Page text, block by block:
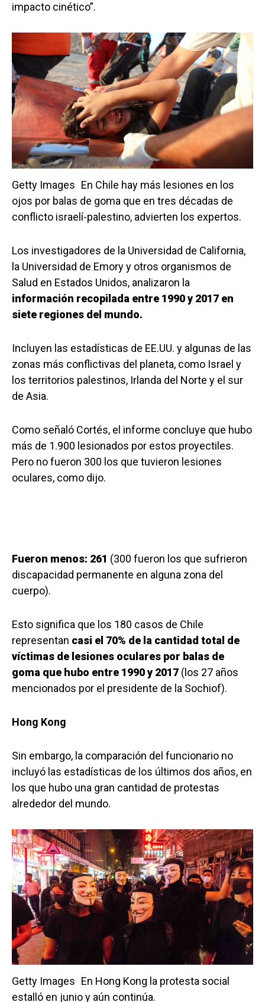
impacto cinético”.
Getty Images En Chile hay más lesiones en los
ojos por balas de goma que en tres décadas de
conflicto israelí-palestino, advierten los expertos.
Los investigadores de la Universidad de California,
la Universidad de Emory y otros organismos de
Salud en Estados Unidos, analizaron la
información recopilada entre 1990 y 2017 en
siete regiones del mundo.
Incluyen las estadísticas de EE.UU. y algunas de las
zonas más conflictivas del planeta, como Israel y
los territorios palestinos, Irlanda del Norte y el sur
de Asia.
Como señaló Cortés, el informe concluye que hubo
más de 1.900 lesionados por estos proyectiles.
Pero no fueron 300 los que tuvieron lesiones
oculares, como dijo.
Fueron menos: 261 (300 fueron los que sufrieron
discapacidad permanente en alguna zona del
cuerpo).
Esto significa que los 180 casos de Chile
representan casi el 70% de la cantidad total de
víctimas de lesiones oculares por balas de
goma que hubo entre 1990 y 2017 (los 27 años
mencionados por el presidente de la Sochiof).
Hong Kong
Sin embargo, la comparación del funcionario no
incluyó las estadísticas de los últimos dos años, en
los que hubo una gran cantidad de protestas
alrededor del mundo.
Getty Images En Hong Kong la protesta social
estalló en junio y aún continúa.